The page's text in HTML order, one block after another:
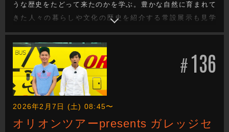
うな歴史をたどって来たのかを学ぶ。豊かな自然に育まれて
きた人々の暮らしや文化の歴史を紹介する常設展示も見学
▽「甲州ほうとう 古民家完熟屋 百間店」で山梨名物の“ほう
とう”をいただく！天然水で育った“甲斐サーモン”も登場 ▽今
週もガレッジセールのゆるり旅をお届けします
#136
2026年2月7日 (土) 08:45〜
オリオンツアーpresents ガレッジセ